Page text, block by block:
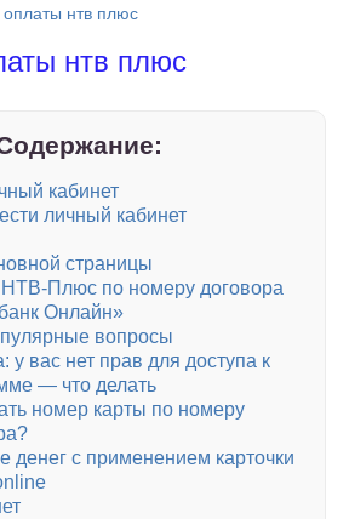
нтв плюс
нтв плюс
кабинет
личный кабинет
страницы
НТВ-Плюс по номеру договора
Онлайн»
вопросы
у вас нет прав для доступа к
— что делать
номер карты по номеру
денег с применением карточки